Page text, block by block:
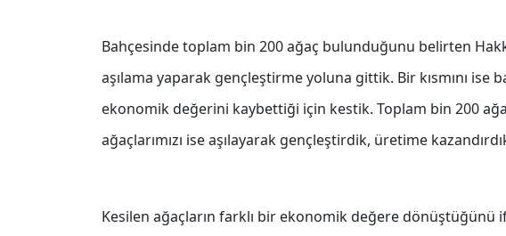
Bahçesinde toplam bin 200 ağaç bulunduğunu belirten
aşılama yaparak gençleştirme yoluna gittik. Bir kısmını ise
ekonomik değerini kaybettiği için kestik. Toplam bin 200
ağaçlarımızı ise aşılayarak gençleştirdik, üretime
Kesilen ağaçların farklı bir ekonomik değere dönüştüğünü